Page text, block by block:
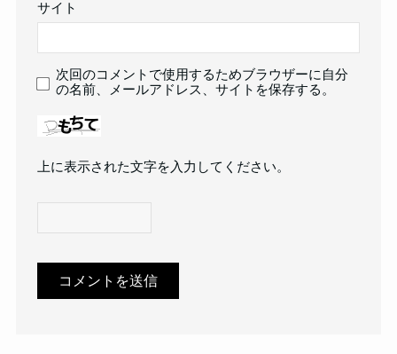
サイト
次回のコメントで使用するためブラウザーに自分
の名前、メールアドレス、サイトを保存する。
上に表示された文字を入力してください。